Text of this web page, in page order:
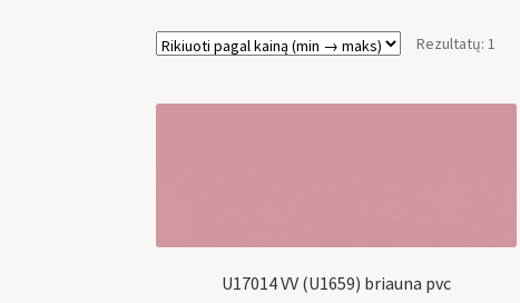
Rezultatų: 1
U17014 VV (U1659) briauna pvc